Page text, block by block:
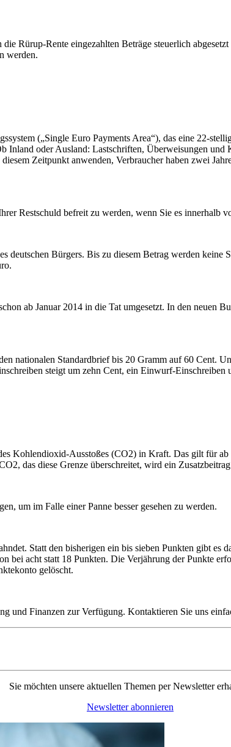
Rürup-Rente eingezahlten Beträge steuerlich
werden.
(„Single Euro Payments Area“), das eine 22-
oder Ausland: Lastschriften, Überweisungen und
Zeitpunkt anwenden, Verbraucher haben zwei
Restschuld befreit zu werden, wenn Sie es innerhalb
deutschen Bürgers. Bis zu diesem Betrag werden
ab Januar 2014 in die Tat umgesetzt. In den neuen
nationalen Standardbrief bis 20 Gramm auf 60 Cent.
steigt um zehn Cent, ein Einwurf-Einschreiben
Kohlendioxid-Ausstoßes (CO2) in Kraft. Das gilt für
das diese Grenze überschreitet, wird ein
um im Falle einer Panne besser gesehen zu werden.
Statt den bisherigen ein bis sieben Punkten gibt es
bei acht statt 18 Punkten. Die Verjährung der Punkte
gelöscht.
und Finanzen zur Verfügung. Kontaktieren Sie uns
Sie möchten unsere aktuellen Themen per Newsletter
Newsletter abonnieren